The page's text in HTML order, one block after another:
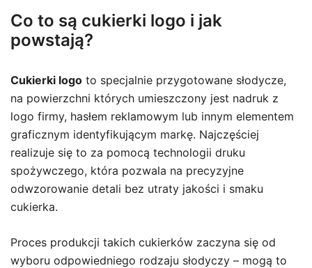
Co to są cukierki logo i jak
powstają?
Cukierki logo to specjalnie przygotowane słodycze,
na powierzchni których umieszczony jest nadruk z
logo firmy, hasłem reklamowym lub innym elementem
graficznym identyfikującym markę. Najczęściej
realizuje się to za pomocą technologii druku
spożywczego, która pozwala na precyzyjne
odwzorowanie detali bez utraty jakości i smaku
cukierka.
Proces produkcji takich cukierków zaczyna się od
wyboru odpowiedniego rodzaju słodyczy – mogą to